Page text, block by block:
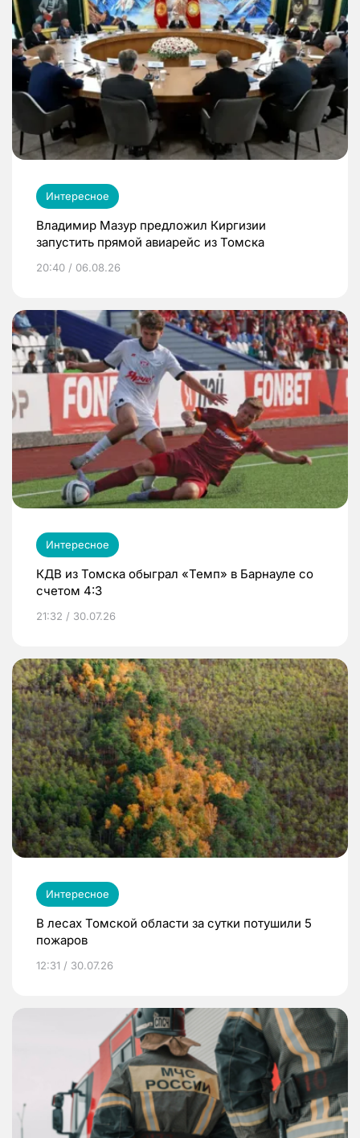
Интересное
Владимир Мазур предложил Киргизии
запустить прямой авиарейс из Томска
20:40 / 06.08.26
Интересное
КДВ из Томска обыграл «Темп» в Барнауле со
счетом 4:3
21:32 / 30.07.26
Интересное
В лесах Томской области за сутки потушили 5
пожаров
12:31 / 30.07.26